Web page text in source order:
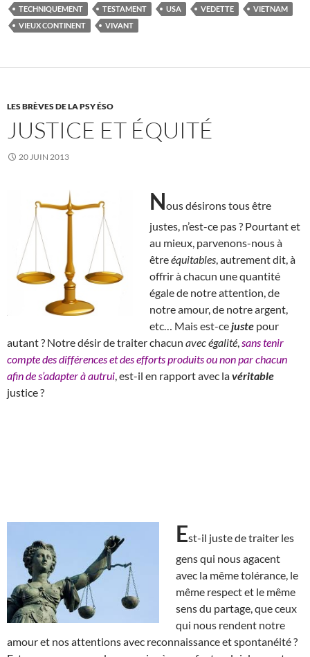
TECHNIQUEMENT
TESTAMENT USA VEDETTE
VIETNAM
VIEUX CONTINENT
VIVANT
LES BRÈVES DE LA PSY ÉSO
JUSTICE ET ÉQUITÉ
20 JUIN 2013
Nous désirons tous être
justes, n’est-ce pas ? Pourtant et
au mieux, parvenons-nous à
êtreéquitables , autrement dit, à
offrir à chacun une quantité
égale de notre attention, de
notre amour, de notre argent,
etc… Mais est-ce juste pour
autant ? Notre désir de traiter chacun avec égalité sans tenir
compte des différences et des efforts produits ou non par chacun
afin de s’adapter à autrui , est-il en rapport avec lavéritable
justice ?
Est-il juste de traiter les
gens qui nous agacent
avec la même tolérance, le
même respect et le même
sens du partage, que ceux
qui nous rendent notre
amour et nos attentions avec reconnaissance et spontanéité ?